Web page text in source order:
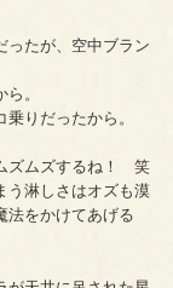
たが、空中ブラン
。
りだったから。
ズムズするね！ 笑
淋しさはオズも漠
法をかけてあげる